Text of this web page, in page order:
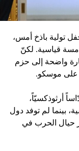
تولية باذخ أمس،
قياسية. لكنّ
واضحة إلى حزم
على موسكو.
أرثوذكسيّاً،
بينما لم توفد دول
حيال الحرب في